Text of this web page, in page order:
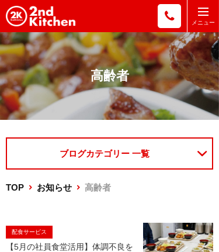
高齢者
ブログカテゴリー 一覧
TOP お知らせ 高齢者
配食サービス
【5月の社員食堂活用】体調不良を